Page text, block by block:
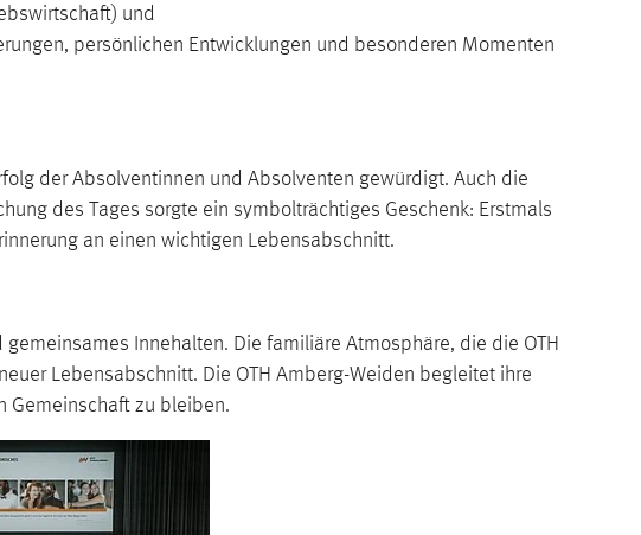
und
persönlichen Entwicklungen und besonderen Momenten
der Absolventinnen und Absolventen gewürdigt. Auch die
des Tages sorgte ein symbolträchtiges Geschenk: Erstmals
an einen wichtigen Lebensabschnitt.
Innehalten. Die familiäre Atmosphäre, die die OTH
Lebensabschnitt. Die OTH Amberg-Weiden begleitet ihre
Gemeinschaft zu bleiben.